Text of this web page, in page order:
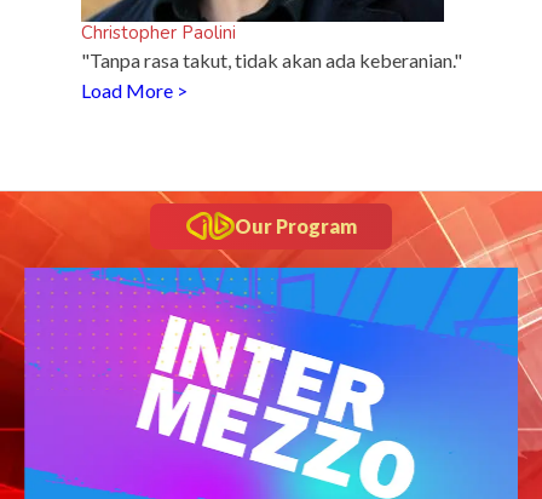
Christopher Paolini
"Tanpa rasa takut, tidak akan ada keberanian."
Load More >
Our Program